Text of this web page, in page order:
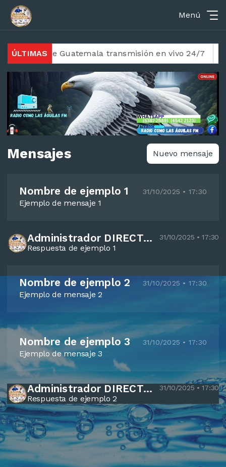
Menú
ÚLTIMAS
el país de Guatemala transmisión en vivo 24/7
Mensajes Nuevo mensaje
Nombre de ejemplo 1 31/10/2025 • 17:30
Ejemplo de mensaje 1
Administrador DIRECTOR Bartolo Elias ajanel 31/10/2025 • 17:30
Respuesta de ejemplo 1
Nombre de ejemplo 2 31/10/2025 • 17:30
Ejemplo de mensaje 2
Nombre de ejemplo 3 31/10/2025 • 17:30
Ejemplo de mensaje 3
Administrador DIRECTOR Bartolo Elias ajanel 31/10/2025 • 17:30
Respuesta de ejemplo 2